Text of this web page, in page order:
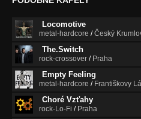
Locomotive
metal-hardcore /Český
The.Switch
rock-crossover / Praha
Empty Feeling
metal-hardcore / Františkovy
Choré Vzťahy
rock-Lo-Fi / Praha